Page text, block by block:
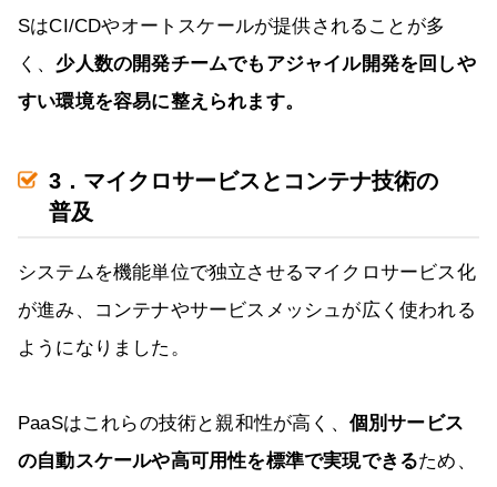
SはCI/CDやオートスケールが提供されることが多
く、 少人数の開発チームでもアジャイル開発を回しや
すい環境を容易に整えられます。
3．マイクロサービスとコンテナ技術の
普及
システムを機能単位で独立させるマイクロサービス化
が進み、コンテナやサービスメッシュが広く使われる
ようになりました。
PaaSはこれらの技術と親和性が高く、 個別サービス
の自動スケールや高可用性を標準で実現できるため、